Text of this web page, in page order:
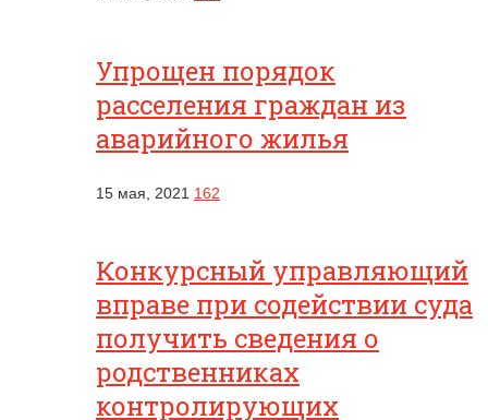
Упрощен порядок
расселения граждан из
аварийного жилья
15 мая, 2021 162
Конкурсный управляющий
вправе при содействии суда
получить сведения о
родственниках
контролирующих